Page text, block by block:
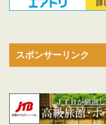
スポンサーリンク